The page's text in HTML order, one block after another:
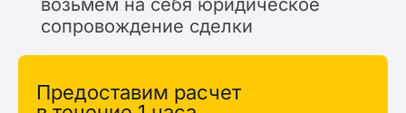
возьмем на себя юридическое
сопровождение сделки
Предоставим расчет